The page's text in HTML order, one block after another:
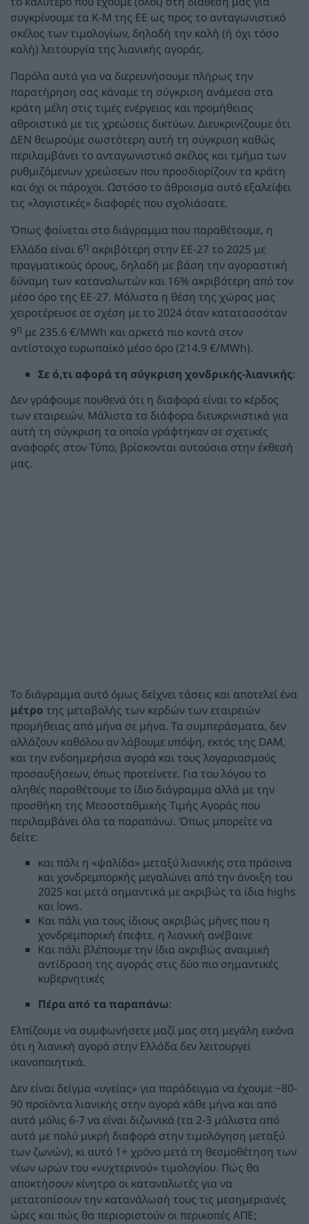
συγκρίνουμε τα Κ-Μ της ΕΕ ως προς το ανταγωνιστικό
σκέλος των τιμολογίων, δηλαδή την καλή (ή όχι τόσο
καλή) λειτουργία της λιανικής αγοράς.
Παρόλα αυτά για να διερευνήσουμε πλήρως την
παρατήρηση σας κάναμε τη σύγκριση ανάμεσα στα
κράτη μέλη στις τιμές ενέργειας και προμήθειας
αθροιστικά με τις χρεώσεις δικτύων. Διευκρινίζουμε ότι
ΔΕΝ θεωρούμε σωστότερη αυτή τη σύγκριση καθώς
περιλαμβάνει το ανταγωνιστικό σκέλος και τμήμα των
ρυθμιζόμενων χρεώσεων που προσδιορίζουν τα κράτη
και όχι οι πάροχοι. Ωστόσο το άθροισμα αυτό εξαλείφει
τις «λογιστικές» διαφορές που σχολιάσατε.
Όπως φαίνεται στο διάγραμμα που παραθέτουμε, η
Ελλάδα είναι 6η ακριβότερη στην ΕΕ-27 το 2025 με
πραγματικούς όρους, δηλαδή με βάση την αγοραστική
δύναμη των καταναλωτών και 16% ακριβότερη από τον
μέσο όρο της ΕΕ-27. Μάλιστα η θέση της χώρας μας
χειροτέρευσε σε σχέση με το 2024 όταν κατατασσόταν
9η με 235.6 €/MWh και αρκετά πιο κοντά στον
αντίστοιχο ευρωπαϊκό μέσο όρο (214.9 €/MWh).
Σε ό,τι αφορά τη σύγκριση χονδρικής-λιανικής:
Δεν γράφουμε πουθενά ότι η διαφορά είναι το κέρδος
των εταιρειών. Μάλιστα τα διάφορα διευκρινιστικά για
αυτή τη σύγκριση τα οποία γράφτηκαν σε σχετικές
αναφορές στον Τύπο, βρίσκονται αυτούσια στην έκθεσή
μας.
Το διάγραμμα αυτό όμως δείχνει τάσεις και αποτελεί ένα
μέτρο της μεταβολής των κερδών των εταιρειών
προμήθειας από μήνα σε μήνα. Τα συμπεράσματα, δεν
αλλάζουν καθόλου αν λάβουμε υπόψη, εκτός της DAM,
και την ενδοημερήσια αγορά και τους λογαριασμούς
προσαυξήσεων, όπως προτείνετε. Για του λόγου το
αληθές παραθέτουμε το ίδιο διάγραμμα αλλά με την
προσθήκη της Μεσοσταθμικής Τιμής Aγοράς που
περιλαμβάνει όλα τα παραπάνω. Όπως μπορείτε να
δείτε:
και πάλι η «ψαλίδα» μεταξύ λιανικής στα πράσινα
και χονδρεμπορκής μεγαλώνει από την άνοιξη του
2025 και μετά σημαντικά με ακριβώς τα ίδια highs
και lows.
Και πάλι για τους ίδιους ακριβώς μήνες που η
χονδρεμπορική έπεφτε, η λιανική ανέβαινε
Και πάλι βλέπουμε την ίδια ακριβώς αναιμική
αντίδραση της αγοράς στις δύο πιο σημαντικές
κυβερνητικές
Πέρα από τα παραπάνω:
Ελπίζουμε να συμφωνήσετε μαζί μας στη μεγάλη εικόνα
ότι η λιανική αγορά στην Ελλάδα δεν λειτουργεί
ικανοποιητικά.
Δεν είναι δείγμα «υγείας» για παράδειγμα να έχουμε ~80-
90 προϊόντα λιανικής στην αγορά κάθε μήνα και από
αυτά μόλις 6-7 να είναι διζωνικά (τα 2-3 μάλιστα από
αυτά με πολύ μικρή διαφορά στην τιμολόγηση μεταξύ
των ζωνών), κι αυτό 1+ χρόνο μετά τη θεσμοθέτηση των
νέων ωρών του «νυχτερινού» τιμολογίου. Πώς θα
αποκτήσουν κίνητρα οι καταναλωτές για να
μετατοπίσουν την κατανάλωσή τους τις μεσημεριανές
ώρες και πώς θα περιοριστούν οι περικοπές ΑΠΕ;